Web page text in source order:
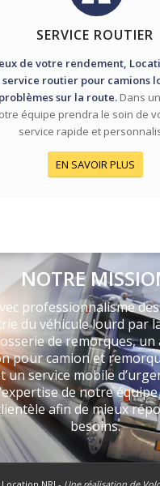
SERVICE ROUTIER
de votre rendement,
routier pour camions
sur la route. Dans
équipe prendra le soin de
service rapide et
EN SAVOIR PLUS
NOTRE
professionnalisme
du véhicule lourd par
de remorques, un
pour camion et
un service mobile
de notre
afin de mieux
besoins.